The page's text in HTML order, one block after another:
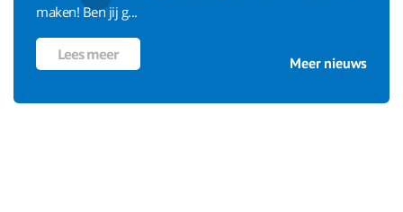
maken! Ben jij g...
Lees meer Meer nieuws